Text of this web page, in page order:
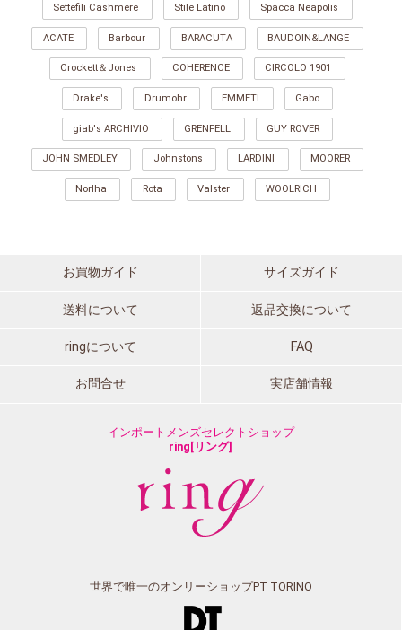
Settefili Cashmere Stile Latino Spacca Neapolis
ACATE Barbour BARACUTA BAUDOIN&LANGE
Crockett＆Jones COHERENCE CIRCOLO 1901
Drake's Drumohr EMMETI Gabo
giab's ARCHIVIO GRENFELL GUY ROVER
JOHN SMEDLEY Johnstons LARDINI MOORER
Norlha Rota Valster WOOLRICH